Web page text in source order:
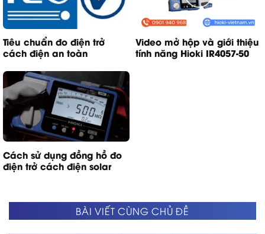
Tiêu chuẩn đo điện trở
cách điện an toàn
Video mở hộp và giới thiệu
tính năng Hioki IR4057-50
Cách sử dụng đồng hồ đo
điện trở cách điện solar
BÀI VIẾT CÙNG CHỦ ĐỀ